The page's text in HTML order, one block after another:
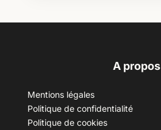
A propos
Mentions légales
Politique de confidentialité
Politique de cookies